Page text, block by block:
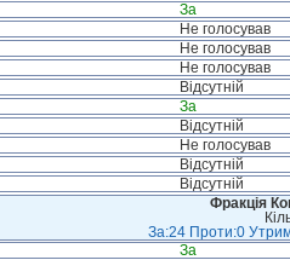
За
Не голосував
Не голосував
Не голосував
Відсутній
За
Відсутній
Не голосував
Відсутній
Відсутній
Фракція
За:24 Проти:0
За